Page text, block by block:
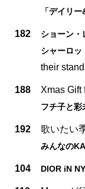
「デイリ
182
ショーン・
シャーロッ
their
188 Xmas Gift
フチ子と彩
192 歌いたい
みんなの
104 DIOR iN